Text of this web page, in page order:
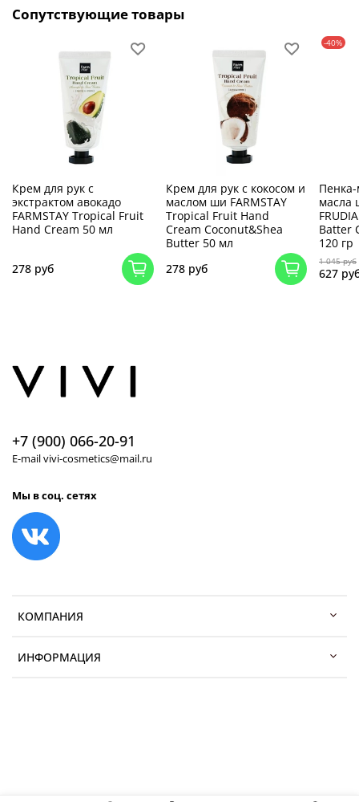
Сопутствующие товары
Крем для рук с
экстрактом авокадо
FARMSTAY Tropical Fruit
Hand Cream 50 мл
278 руб
Крем для рук с кокосом и
маслом ши FARMSTAY
Tropical Fruit Hand
Cream Coconut&Shea
Butter 50 мл
278 руб
-40%
Пенка-
Batter
120 гр
1 045 руб
627
КОМПАНИЯ
ИНФОРМАЦИЯ
+7 (900) 066-20-91
E-mail vivi-cosmetics@mail.ru
Мы в соц. сетях